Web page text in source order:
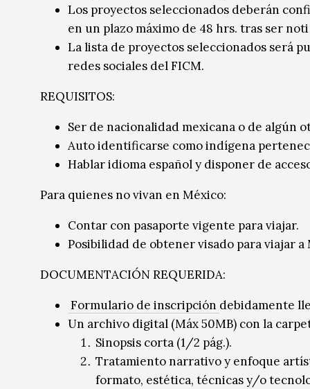
Los proyectos seleccionados deberán
en un plazo máximo de 48 hrs. tras ser
La lista de proyectos seleccionados será
redes sociales del FICM.
REQUISITOS:
Ser de nacionalidad mexicana o de algún
Auto identificarse como indígena
Hablar idioma español y disponer de
Para quienes no vivan en México:
Contar con pasaporte vigente para viajar.
Posibilidad de obtener visado para viajar
DOCUMENTACIÓN REQUERIDA:
Formulario de inscripción debidamente
Un archivo digital (Máx 50MB) con la
Sinopsis corta (1/2 pág.).
Tratamiento narrativo y enfoque
formato, estética, técnicas y/o